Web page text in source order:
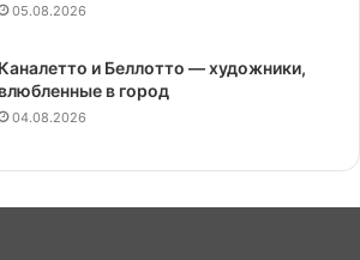
05.08.2026
Каналетто и Беллотто — художники,
влюбленные в город
04.08.2026